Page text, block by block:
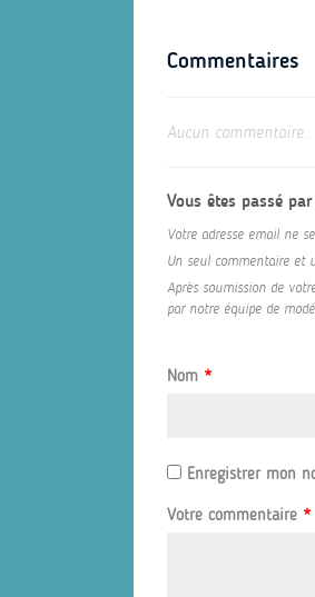
Commentaires
Aucun commentaire.
Vous êtes passé
Votre adresse email ne
Un seul commentaire et
Après soumission de
par notre équipe de
Nom *
Enregistrer mon
Votre commentaire *